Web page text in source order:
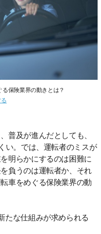
る保険業界の動きとは？
普及が進んだとしても、
い。では、運転者のミスが
明らかにするのは困難に
負うのは運転者か、それ
車をめぐる保険業界の動
な仕組みが求められる